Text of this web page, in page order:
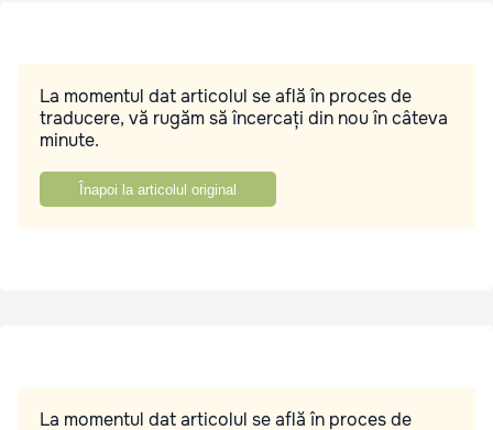
La momentul dat articolul se află în proces de
traducere, vă rugăm să încercați din nou în câteva
minute.
Înapoi la articolul original
La momentul dat articolul se află în proces de